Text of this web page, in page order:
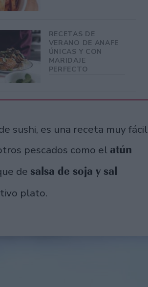
RECETAS DE
VERANO DE ANAFE
ÚNICAS Y CON
MARIDAJE
PERFECTO
sushi, es una receta muy fácil
pescados como el atún
de salsa de soja y sal
plato.